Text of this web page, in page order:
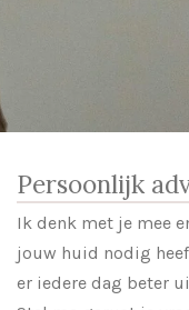
Persoonlijk
Ik denk met je mee
jouw huid nodig
er iedere dag beter